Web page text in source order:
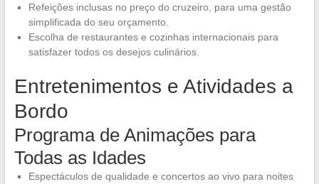
Refeições inclusas no preço do cruzeiro, para uma gestão
simplificada do seu orçamento.
Escolha de restaurantes e cozinhas internacionais para
satisfazer todos os desejos culinários.
Entretenimentos e Atividades a
Bordo
Programa de Animações para
Todas as Idades
Espectáculos de qualidade e concertos ao vivo para noites